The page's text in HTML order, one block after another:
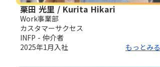
栗田 光里 / Kurita Hikari
Work事業部
カスタマーサクセス
INFP - 仲介者
2025年1月入社 もっとみる